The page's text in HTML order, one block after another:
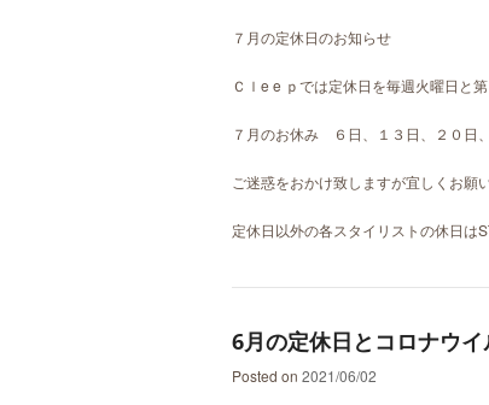
７月の定休日のお知らせ
Ｃｌe e ｐでは定休日を毎週火曜日と
７月のお休み ６日、１３日、２０日
ご迷惑をおかけ致しますが宜しくお願
定休日以外の各スタイリストの休日は
6月の定休日とコロナウ
Posted on 2021/06/02